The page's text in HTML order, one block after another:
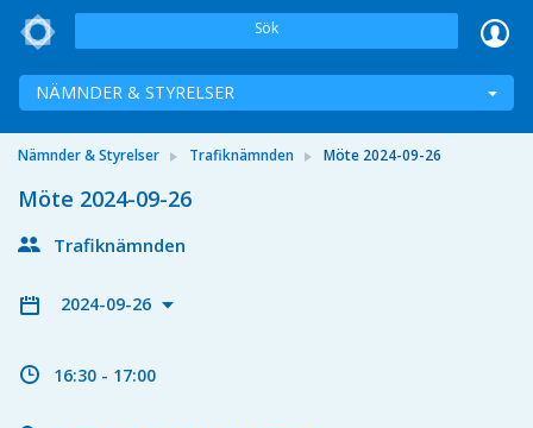
Sök
NÄMNDER & STYRELSER
Nämnder & Styrelser Trafiknämnden Möte 2024-09-26
Möte 2024-09-26
Trafiknämnden
2024-09-26
16:30 - 17:00